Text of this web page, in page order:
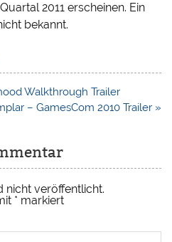
2011 erscheinen. Ein
bekannt.
Walkthrough Trailer
– GamesCom 2010 Trailer »
nicht veröffentlicht.
* markiert